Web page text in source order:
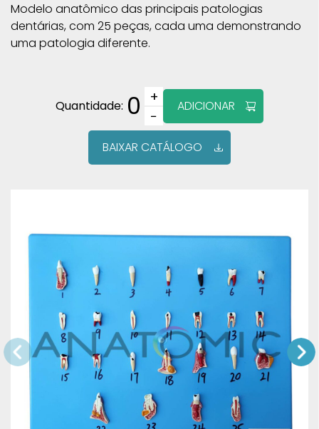
Modelo anatômico das principais patologias
dentárias, com 25 peças, cada uma demonstrando
uma patologia diferente.
Quantidade: 0
+
−
ADICIONAR
BAIXAR CATÁLOGO